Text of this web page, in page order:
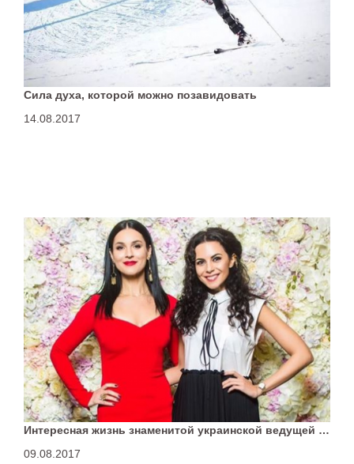
Сила духа, которой можно позавидовать
14.08.2017
Интересная жизнь знаменитой украинской ведущей Маши Ефросининой
09.08.2017